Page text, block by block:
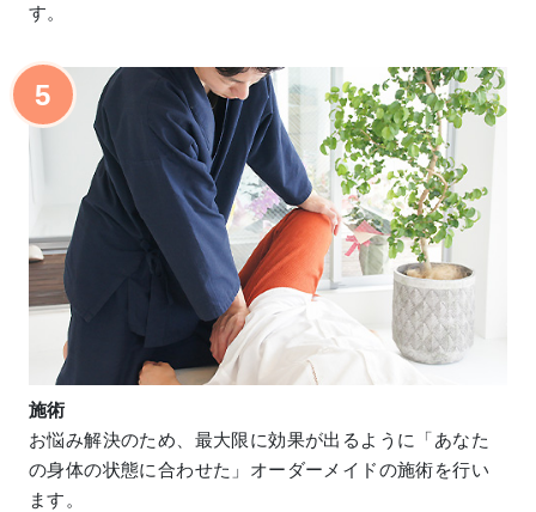
す。
5
施術
お悩み解決のため、最大限に効果が出るように「あなた
の身体の状態に合わせた」オーダーメイドの施術を行い
ます。